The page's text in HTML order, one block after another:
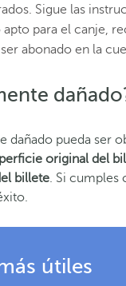
Sigue las
para el canje,
abonado en la
dañado pueda ser
original del
billete. Si cumples
útiles